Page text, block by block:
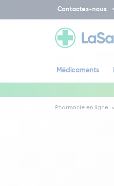
Contactez-nous
Médicaments
Pharmacie en ligne